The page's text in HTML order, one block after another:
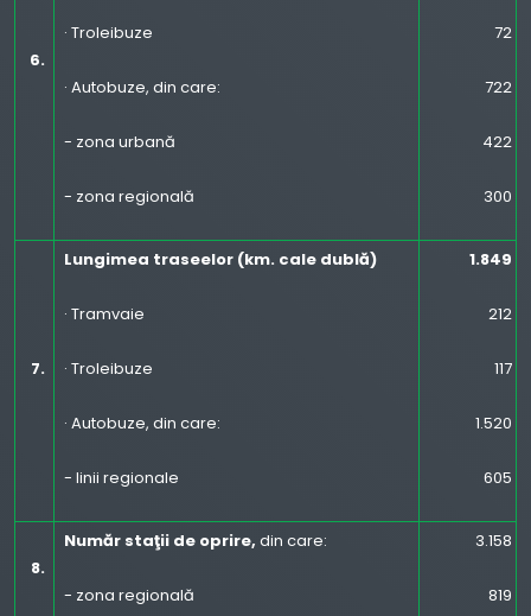
6.
· Troleibuze
· Autobuze, din care:
- zona urbană
- zona regională
72
722
422
300
7.
Lungimea traseelor (km. cale dublă)
· Tramvaie
· Troleibuze
· Autobuze, din care:
- linii regionale
1.849
212
117
1.520
605
8.
Număr staţii de oprire, din care:
- zona regională
3.158
819